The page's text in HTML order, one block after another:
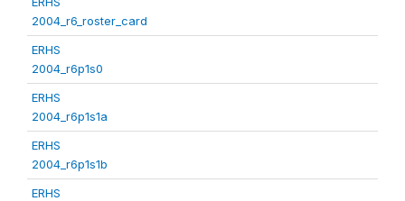
2004_r6_roster_card
ERHS
2004_r6p1s0
ERHS
2004_r6p1s1a
ERHS
2004_r6p1s1b
ERHS